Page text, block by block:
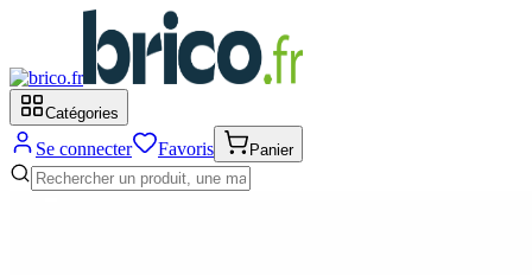
Catégories
Se connecter Favoris Panier